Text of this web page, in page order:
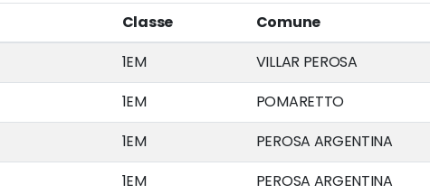
Classe Comune
1EM VILLAR PEROSA
1EM POMARETTO
1EM PEROSA ARGENTINA
1EM PEROSA ARGENTINA